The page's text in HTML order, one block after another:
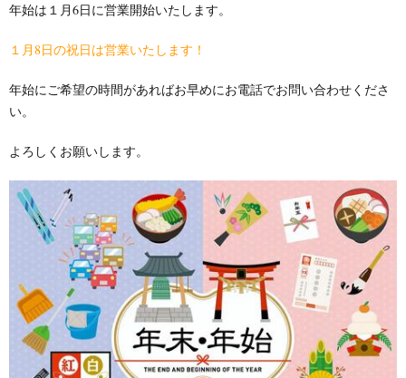
年始は１月6日に営業開始いたします。
１月8日の祝日は営業いたします！
年始にご希望の時間があればお早めにお電話でお問い合わせくださ
い。
よろしくお願いします。